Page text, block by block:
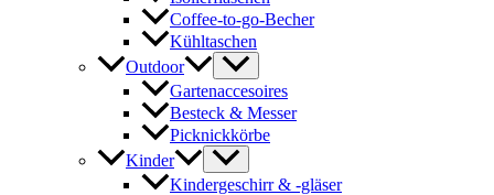
Coffee-to-go-Becher
Kühltaschen
Outdoor
Gartenaccesoires
Besteck & Messer
Picknickkörbe
Kinder
Kindergeschirr & -gläser